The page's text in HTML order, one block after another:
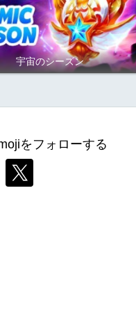
宇宙のシーズン
をフォローする